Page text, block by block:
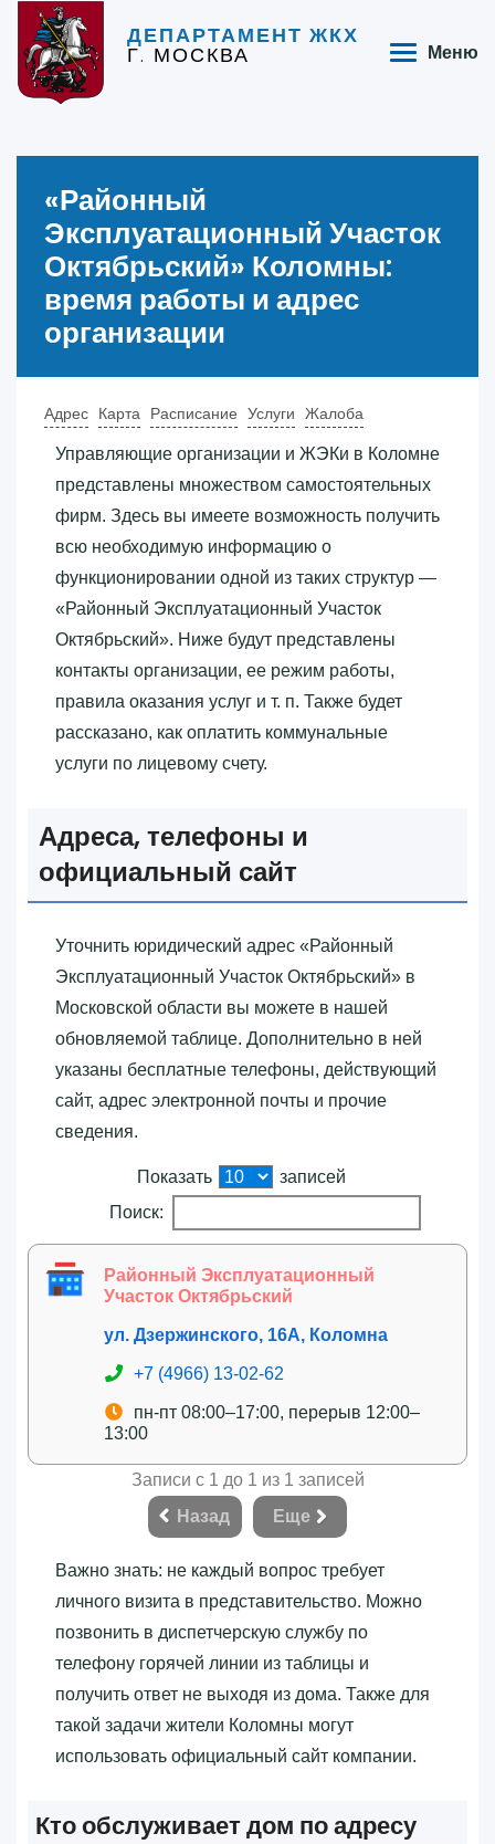
ДЕПАРТАМЕНТ ЖКХ
Г. МОСКВА Меню
«‎Районный
Эксплуатационный Участок
Октябрьский»‎ Коломны:
время работы и адрес
организации
Адрес Карта Расписание Услуги Жалоба
Управляющие организации и ЖЭКи в Коломне
представлены множеством самостоятельных
фирм. Здесь вы имеете возможность получить
всю необходимую информацию о
функционировании одной из таких структур —
«‎Районный Эксплуатационный Участок
Октябрьский»‎. Ниже будут представлены
контакты организации, ее режим работы,
правила оказания услуг и т. п. Также будет
рассказано, как оплатить коммунальные
услуги по лицевому счету.
Адреса, телефоны и
официальный сайт
Уточнить юридический адрес «‎Районный
Эксплуатационный Участок Октябрьский»‎ в
Московской области вы можете в нашей
обновляемой таблице. Дополнительно в ней
указаны бесплатные телефоны, действующий
сайт, адрес электронной почты и прочие
сведения.
Показать
записей
Поиск:
Районный Эксплуатационный
Участок Октябрьский
ул. Дзержинского, 16А, Коломна
+7 (4966) 13-02-62
пн-пт 08:00–17:00, перерыв 12:00–
13:00
Записи с 1 до 1 из 1 записей
Назад
Еще
Важно знать: не каждый вопрос требует
личного визита в представительство. Можно
позвонить в диспетчерскую службу по
телефону горячей линии из таблицы и
получить ответ не выходя из дома. Также для
такой задачи жители Коломны могут
использовать официальный сайт компании.
Кто обслуживает дом по адресу